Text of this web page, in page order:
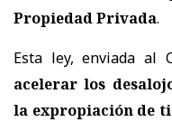
Propiedad Privada.
Esta ley, enviada al
acelerar los
la expropiación de